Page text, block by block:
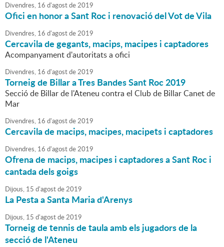
Divendres, 16 d'agostde2019
Ofici en honor a Sant Roc i renovació del Vot de Vila
Divendres, 16 d'agostde2019
Cercavila de gegants, macips, macipes i captadores
Acompanyament d'autoritats a ofici
Divendres, 16 d'agostde2019
Torneig de Billar a Tres Bandes Sant Roc 2019
Secció de Billar de l'Ateneu contra el Club de Billar Canet de
Mar
Divendres, 16 d'agostde2019
Cercavila de macips, macipes, macipets i captadores
Divendres, 16 d'agostde2019
Ofrena de macips, macipes i captadores a Sant Roc i
cantada dels goigs
Dijous, 15 d'agostde2019
La Pesta a Santa Maria d'Arenys
Dijous, 15 d'agostde2019
Torneig de tennis de taula amb els jugadors de la
secció de l'Ateneu